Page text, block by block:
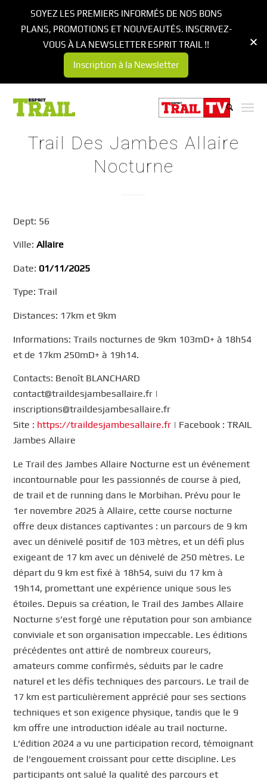
Trail Des Jambes Allaire
Nocturne
Dept: 56
Ville:Allaire
Date: 01/11/2025
Type: Trail
Distances: 17km et 9km
Informations: Trails nocturnes de 9km 103mD+ à 18h54
et de 17km 250mD+ à 19h14.
Contacts: Benoît BLANCHARD
contact@traildesjambesallaire.fr |
inscriptions@traildesjambesallaire.fr
Site : https://traildesjambesallaire.fr | Facebook : TRAIL
Jambes Allaire
Le Trail des Jambes Allaire Nocturne est un événement
incontournable pour les passionnés de course à pied,
de trail et de running dans le Morbihan. Prévu pour le
1er novembre 2025 à Allaire, cette course nocturne
offre deux distances captivantes : un parcours de 9 km
avec un dénivelé positif de 103 mètres, et un défi plus
exigeant de 17 km avec un dénivelé de 250 mètres. Le
départ du 9 km est fixé à 18h54, suivi du 17 km à
19h14, promettant une expérience unique sous les
étoiles. Depuis sa création, le Trail des Jambes Allaire
Nocturne s’est forgé une réputation pour son ambiance
conviviale et son organisation impeccable. Les éditions
précédentes ont attiré de nombreux coureurs,
amateurs comme confirmés, séduits par le cadre
naturel et les défis techniques des parcours. Le trail de
17 km est particulièrement apprécié pour ses sections
techniques et son exigence physique, tandis que le 9
km offre une introduction idéale au trail nocturne.
L’édition 2024 a vu une participation record, témoignant
de l’engouement croissant pour cette discipline. Les
participants ont salué la qualité des parcours et
SOYEZ LES PREMIERS INFORMÉS DE NOS BONS
PLANS, PROMOTIONS ET NOUVEAUTÉS. INSCRIVEZ-
VOUS À LA NEWSLETTER ESPRIT TRAIL !!
Inscription à la Newsletter